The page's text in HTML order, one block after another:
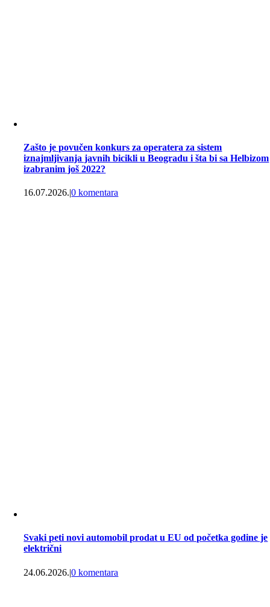
Zašto je povučen konkurs za operatera za sistem
iznajmljivanja javnih bicikli u Beogradu i šta bi sa Helbizom
izabranim još 2022?
16.07.2026.|0 komentara
Svaki peti novi automobil prodat u EU od početka godine je
električni
24.06.2026.|0 komentara